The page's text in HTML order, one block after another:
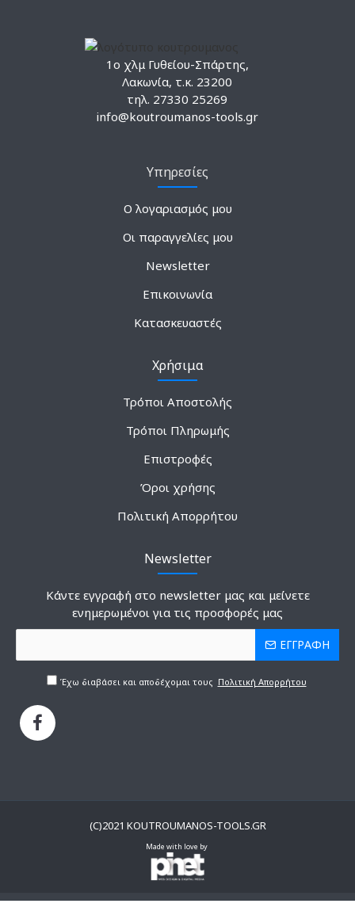
1ο χλμ Γυθείου-Σπάρτης,
Λακωνία, τ.κ. 23200
τηλ. 27330 25269
info@koutroumanos-tools.gr
Υπηρεσίες
Ο λογαριασμός μου
Οι παραγγελίες μου
Newsletter
Επικοινωνία
Κατασκευαστές
Χρήσιμα
Τρόποι Αποστολής
Τρόποι Πληρωμής
Επιστροφές
Όροι χρήσης
Πολιτική Απορρήτου
Newsletter
Κάντε εγγραφή στο newsletter μας και μείνετε
ενημερωμένοι για τις προσφορές μας
ΕΓΓΡΑΦΗ
Έχω διαβάσει και αποδέχομαι τους Πολιτική Απορρήτου
(C)2021 KOUTROUMANOS-TOOLS.GR
Made with love by